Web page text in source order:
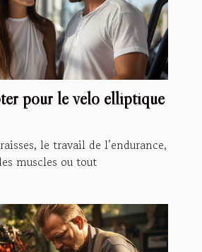
pour le vélo elliptique
le travail de l’endurance,
muscles ou tout